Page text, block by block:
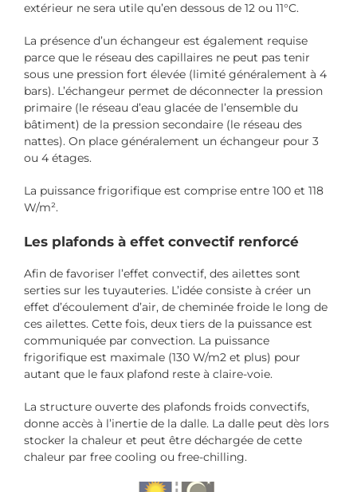
extérieur ne sera utile qu’en dessous de 12 ou 11°C.
La présence d’un échangeur est également requise
parce que le réseau des capillaires ne peut pas tenir
sous une pression fort élevée (limité généralement à 4
bars). L’échangeur permet de déconnecter la pression
primaire (le réseau d’eau glacée de l’ensemble du
bâtiment) de la pression secondaire (le réseau des
nattes). On place généralement un échangeur pour 3
ou 4 étages.
La puissance frigorifique est comprise entre 100 et 118
W/m².
Les plafonds à effet convectif renforcé
Afin de favoriser l’effet convectif, des ailettes sont
serties sur les tuyauteries. L’idée consiste à créer un
effet d’écoulement d’air, de cheminée froide le long de
ces ailettes. Cette fois, deux tiers de la puissance est
communiquée par convection. La puissance
frigorifique est maximale (130 W/m2 et plus) pour
autant que le faux plafond reste à claire-voie.
La structure ouverte des plafonds froids convectifs,
donne accès à l’inertie de la dalle. La dalle peut dès lors
stocker la chaleur et peut être déchargée de cette
chaleur par free cooling ou free-chilling.